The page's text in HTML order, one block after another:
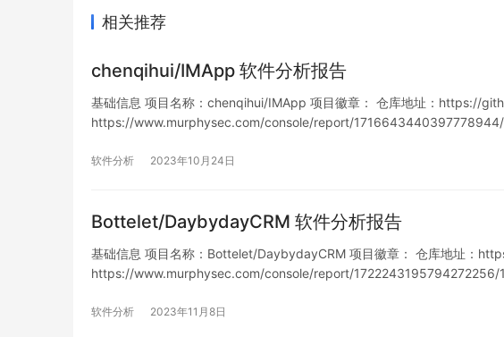
相关推荐
chenqihui/IMApp 软件分析报告
基础信息 项目名称：chenqihui/IMApp 项目徽章： 仓库地址：https://
https://www.murphysec.com/console/report/
软件分析 2023年10月24日
Bottelet/DaybydayCRM 软件分析报告
基础信息 项目名称：Bottelet/DaybydayCRM 项目徽章： 仓库地址：
https://www.murphysec.com/console/report/
软件分析 2023年11月8日